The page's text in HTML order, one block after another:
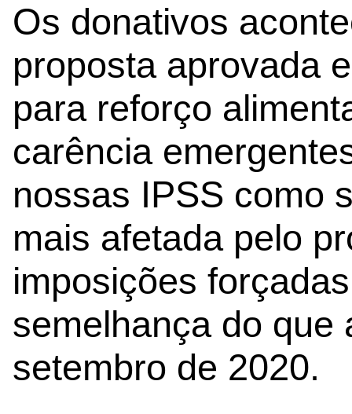
Os donativos
proposta aprovada
para reforço
carência
nossas IPSS como
mais afetada pelo
imposições
semelhança do que
setembro de 2020.